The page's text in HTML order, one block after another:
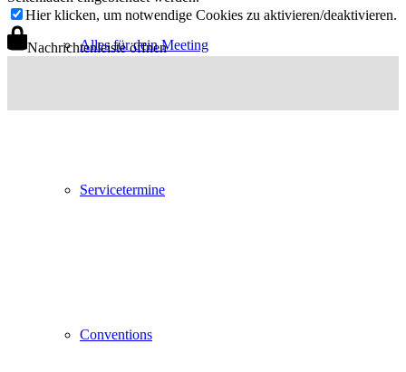
Alles für dein Meeting
Servicetermine
Conventions
Hier klicken, um notwendige Cookies zu aktivieren/deaktivieren.
Nachrichtenleiste öffnen